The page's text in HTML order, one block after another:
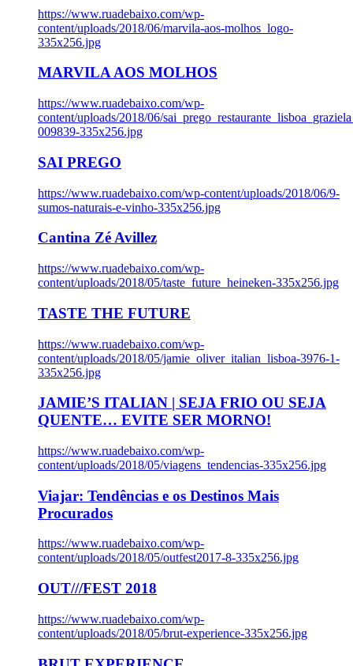
https://www.ruadebaixo.com/wp-
content/uploads/2018/06/marvila-aos-molhos_logo-
335x256.jpg
MARVILA AOS MOLHOS
https://www.ruadebaixo.com/wp-
content/uploads/2018/06/
009839-335x256.jpg
SAI PREGO
https://www.ruadebaixo.com/wp-content/uploads/2018/06/9-
sumos-naturais-e-vinho-335x256.jpg
Cantina Zé Avillez
https://www.ruadebaixo.com/wp-
content/uploads/2018/05/taste_future_heineken-335x256.jpg
TASTE THE FUTURE
https://www.ruadebaixo.com/wp-
content/uploads/2018/05/jamie_oliver_italian_lisboa-3976-1-
335x256.jpg
JAMIE’S ITALIAN | SEJA FRIO OU SEJA
QUENTE… EVITE SER MORNO!
https://www.ruadebaixo.com/wp-
content/uploads/2018/05/viagens_tendencias-335x256.jpg
Viajar: Tendências e os Destinos Mais
Procurados
https://www.ruadebaixo.com/wp-
content/uploads/2018/05/outfest2017-8-335x256.jpg
OUT///FEST 2018
https://www.ruadebaixo.com/wp-
content/uploads/2018/05/brut-experience-335x256.jpg